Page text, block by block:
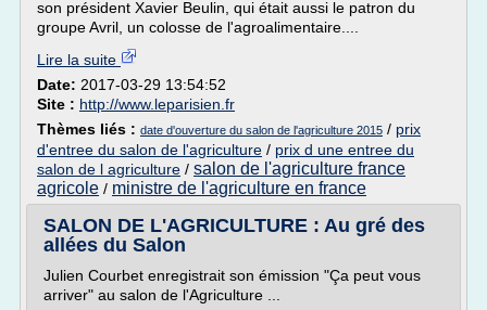
son président Xavier Beulin, qui était aussi le patron du
groupe Avril, un colosse de l'agroalimentaire....
Lire la suite
Date: 2017-03-29 13:54:52
Site : http://www.leparisien.fr
Thèmes liés : date d'ouverture du salon de l'agriculture 2015 / prix
d'entree du salon de l'agriculture / prix d une entree du
salon de l agriculture / salon de l'agriculture france
agricole / ministre de l'agriculture en france
SALON DE L'AGRICULTURE : Au gré des
allées du Salon
Julien Courbet enregistrait son émission "Ça peut vous
arriver" au salon de l'Agriculture ...